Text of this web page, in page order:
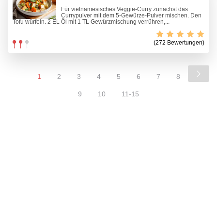
Für vietnamesisches Veggie-Curry zunächst das
Currypulver mit dem 5-Gewürze-Pulver mischen. Den
Tofu würfeln. 2 EL Öl mit 1 TL Gewürzmischung verrühren,...
(272 Bewertungen)
1 2 3 4 5 6 7 8
9 10 11-15